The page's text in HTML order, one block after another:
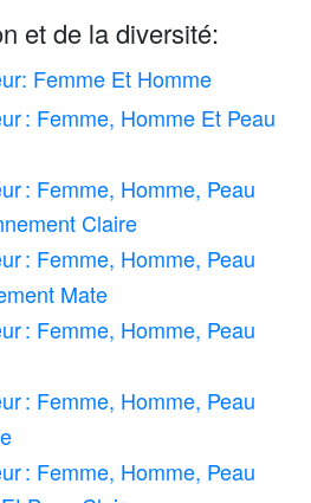
et de la diversité:
Femme Et Homme
: Femme, Homme Et Peau
: Femme, Homme, Peau
Claire
: Femme, Homme, Peau
Mate
: Femme, Homme, Peau
: Femme, Homme, Peau
: Femme, Homme, Peau